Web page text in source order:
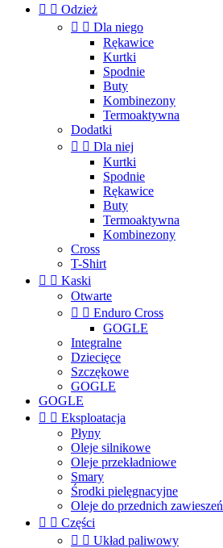
  Odzież
  Dla niego
Rękawice
Kurtki
Spodnie
Buty
Kombinezony
Termoaktywna
Dodatki
  Dla niej
Kurtki
Spodnie
Rękawice
Buty
Termoaktywna
Kombinezony
Cross
T-Shirt
  Kaski
Otwarte
  Enduro Cross
GOGLE
Integralne
Dziecięce
Szczękowe
GOGLE
GOGLE
  Eksploatacja
Płyny
Oleje silnikowe
Oleje przekładniowe
Smary
Środki pielęgnacyjne
Oleje do przednich zawieszeń
  Części
  Układ paliwowy